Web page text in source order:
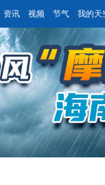
资讯 视频 节气 我的天